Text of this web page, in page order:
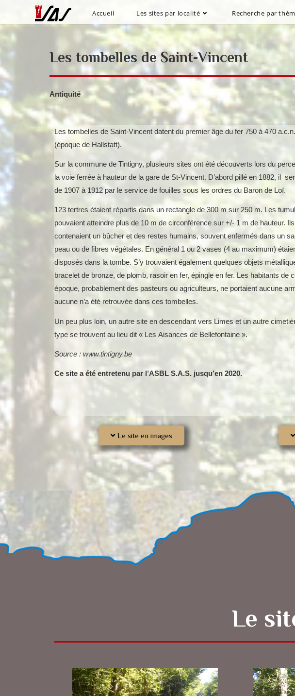
Accueil Les sites par localité Recherche par
Les tombelles de Saint-Vincent
Antiquité
Les tombelles de Saint-Vincent datent du premier âge du fer 750 à 470 a.c.n.
(époque de Hallstatt).
Sur la commune de Tintigny, plusieurs sites ont été découverts lors du
la voie ferrée à hauteur de la gare de St-Vincent. D’abord pillé en 1882, il
de 1907 à 1912 par le service de fouilles sous les ordres du Baron de Loï.
123 tertres étaient répartis dans un rectangle de 300 m sur 250 m. Les
pouvaient atteindre plus de 10 m de circonférence sur +/- 1 m de hauteur. Ils
contenaient un bûcher et des restes humains, souvent enfermés dans un
peau ou de fibres végétales. En général 1 ou 2 vases (4 au maximum)
disposés dans la tombe. S’y trouvaient également quelques objets
bracelet de bronze, de plomb, rasoir en fer, épingle en fer. Les habitants de
époque, probablement des pasteurs ou agriculteurs, ne portaient aucune
aucune n’a été retrouvée dans ces tombelles.
Un peu plus loin, un autre site en descendant vers Limes et un autre
type se trouvent au lieu dit « Les Aisances de Bellefontaine ».
Source : www.tintigny.be
Ce site a été entretenu par l’ASBL S.A.S. jusqu’en 2020.
Le site en images
Le